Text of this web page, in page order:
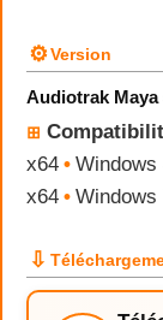
⚙Version
Audiotrak Maya
⊞
x64 • Windows
x64 • Windows
⇩